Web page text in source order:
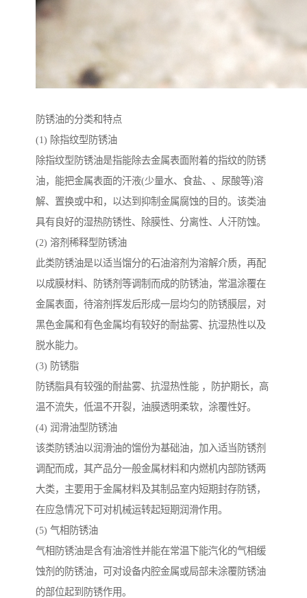
防锈油的分类和特点
(1) 除指纹型防锈油
除指纹型防锈油是指能除去金属表面附着的指纹的防锈
油，能把金属表面的汗液(少量水、食盐、、尿酸等)溶
解、置换或中和，以达到抑制金属腐蚀的目的。该类油
具有良好的湿热防锈性、除膜性、分离性、人汗防蚀。
(2) 溶剂稀释型防锈油
此类防锈油是以适当馏分的石油溶剂为溶解介质，再配
以成膜材料、防锈剂等调制而成的防锈油，常温涂覆在
金属表面，待溶剂挥发后形成一层均匀的防锈膜层，对
黑色金属和有色金属均有较好的耐盐雾、抗湿热性以及
脱水能力。
(3) 防锈脂
防锈脂具有较强的耐盐雾、抗湿热性能 ，防护期长，高
温不流失，低温不开裂，油膜透明柔软，涂覆性好。
(4) 润滑油型防锈油
该类防锈油以润滑油的馏份为基础油，加入适当防锈剂
调配而成，其产品分一般金属材料和内燃机内部防锈两
大类，主要用于金属材料及其制品室内短期封存防锈，
在应急情况下可对机械运转起短期润滑作用。
(5) 气相防锈油
气相防锈油是含有油溶性并能在常温下能汽化的气相缓
蚀剂的防锈油，可对设备内腔金属或局部未涂覆防锈油
的部位起到防锈作用。